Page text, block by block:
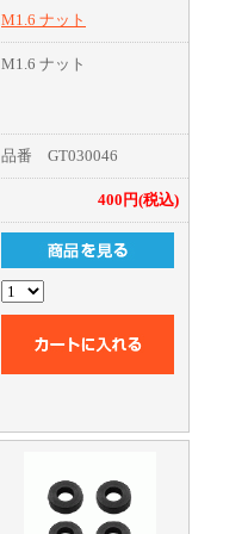
M1.6 ナット
M1.6 ナット
品番 GT030046
400円(税込)